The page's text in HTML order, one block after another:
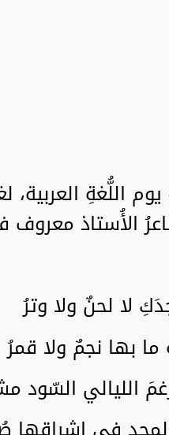
اللُّغةِ
الأُستاذ
لا لحنٌ ولا وترُ
بها نجمٌ ولا قمرُ
الليالي السّود